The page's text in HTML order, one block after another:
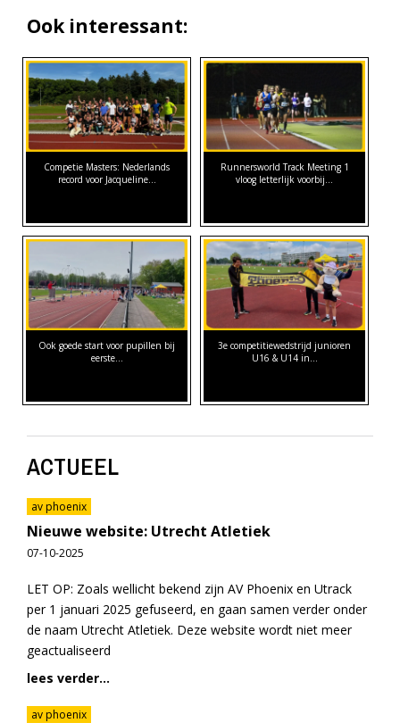
Ook interessant:
Competie Masters: Nederlands
record voor Jacqueline…
Runnersworld Track Meeting 1
vloog letterlijk voorbij...
Ook goede start voor pupillen bij
eerste…
3e competitiewedstrijd junioren
U16 & U14 in…
ACTUEEL
av phoenix
Nieuwe website: Utrecht Atletiek
07-10-2025
LET OP: Zoals wellicht bekend zijn AV Phoenix en Utrack
per 1 januari 2025 gefuseerd, en gaan samen verder onder
de naam Utrecht Atletiek. Deze website wordt niet meer
geactualiseerd
lees verder...
av phoenix